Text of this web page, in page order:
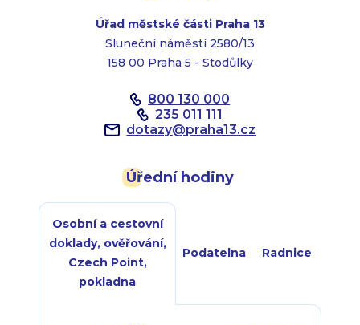
Úřad městské části Praha 13
Sluneční náměstí 2580/13
158 00 Praha 5 - Stodůlky
800 130 000
235 011 111
dotazy@praha13.cz
Úřední hodiny
Osobní a cestovní
doklady, ověřování,
Czech Point,
pokladna
Podatelna Radnice